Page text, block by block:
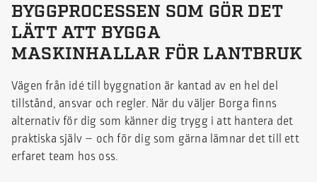
BYGGPROCESSEN SOM GÖR DET
LÄTT ATT BYGGA
MASKINHALLAR FÖR LANTBRUK
Vägen från idé till byggnation är kantad av en hel del
tillstånd, ansvar och regler. När du väljer Borga finns
alternativ för dig som känner dig trygg i att hantera det
praktiska själv – och för dig som gärna lämnar det till ett
erfaret team hos oss.